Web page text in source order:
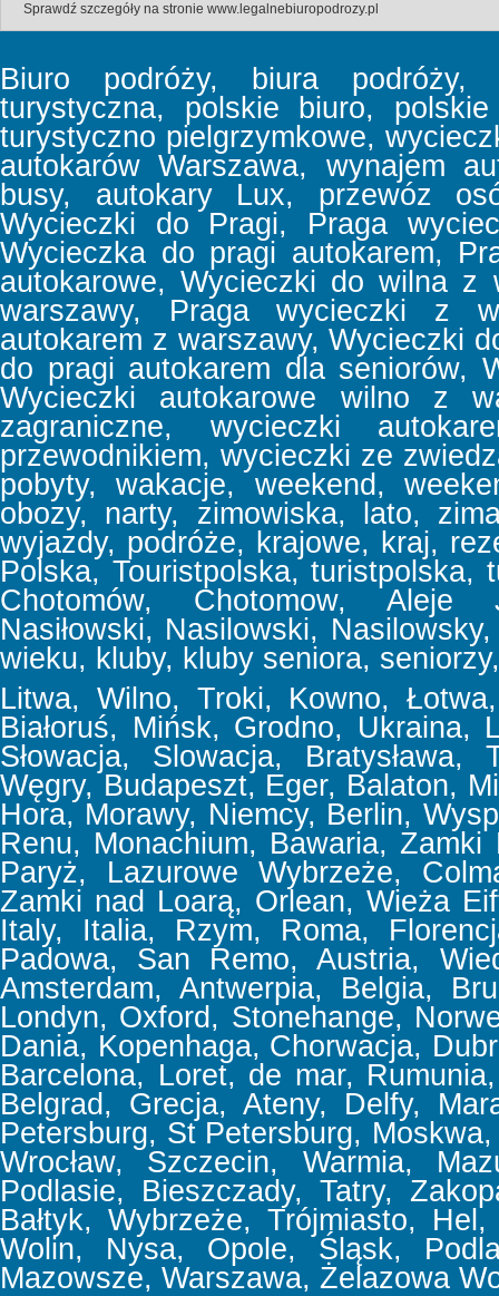
Sprawdź szczegóły na stronie www.legalnebiuropodrozy.pl
Biuro podróży, biura podróży,
turystyczna, polskie biuro,
turystyczno pielgrzymkowe,
autokarów Warszawa, wynajem
busy, autokary Lux, przewóz
Wycieczki do Pragi, Praga
Wycieczka do pragi autokarem,
autokarowe, Wycieczki do wilna z
warszawy, Praga wycieczki z
autokarem z warszawy, Wycieczki
do pragi autokarem dla seniorów,
Wycieczki autokarowe wilno z
zagraniczne, wycieczki
przewodnikiem, wycieczki ze
pobyty, wakacje, weekend,
obozy, narty, zimowiska, lato,
wyjazdy, podróże, krajowe, kraj,
Polska, Touristpolska,
Chotomów, Chotomow, Aleje
Nasiłowski, Nasilowski,
wieku, kluby, kluby seniora,
Litwa, Wilno, Troki, Kowno,
Białoruś, Mińsk, Grodno, Ukraina,
Słowacja, Slowacja, Bratysława,
Węgry, Budapeszt, Eger, Balaton,
Hora, Morawy, Niemcy, Berlin,
Renu, Monachium, Bawaria,
Paryż, Lazurowe Wybrzeże,
Zamki nad Loarą, Orlean, Wieża
Italy, Italia, Rzym, Roma,
Padowa, San Remo, Austria,
Amsterdam, Antwerpia, Belgia,
Londyn, Oxford, Stonehange,
Dania, Kopenhaga, Chorwacja,
Barcelona, Loret, de mar,
Belgrad, Grecja, Ateny, Delfy,
Petersburg, St Petersburg,
Wrocław, Szczecin, Warmia,
Podlasie, Bieszczady, Tatry,
Bałtyk, Wybrzeże, Trójmiasto,
Wolin, Nysa, Opole, Śląsk,
Mazowsze, Warszawa, Żelazowa